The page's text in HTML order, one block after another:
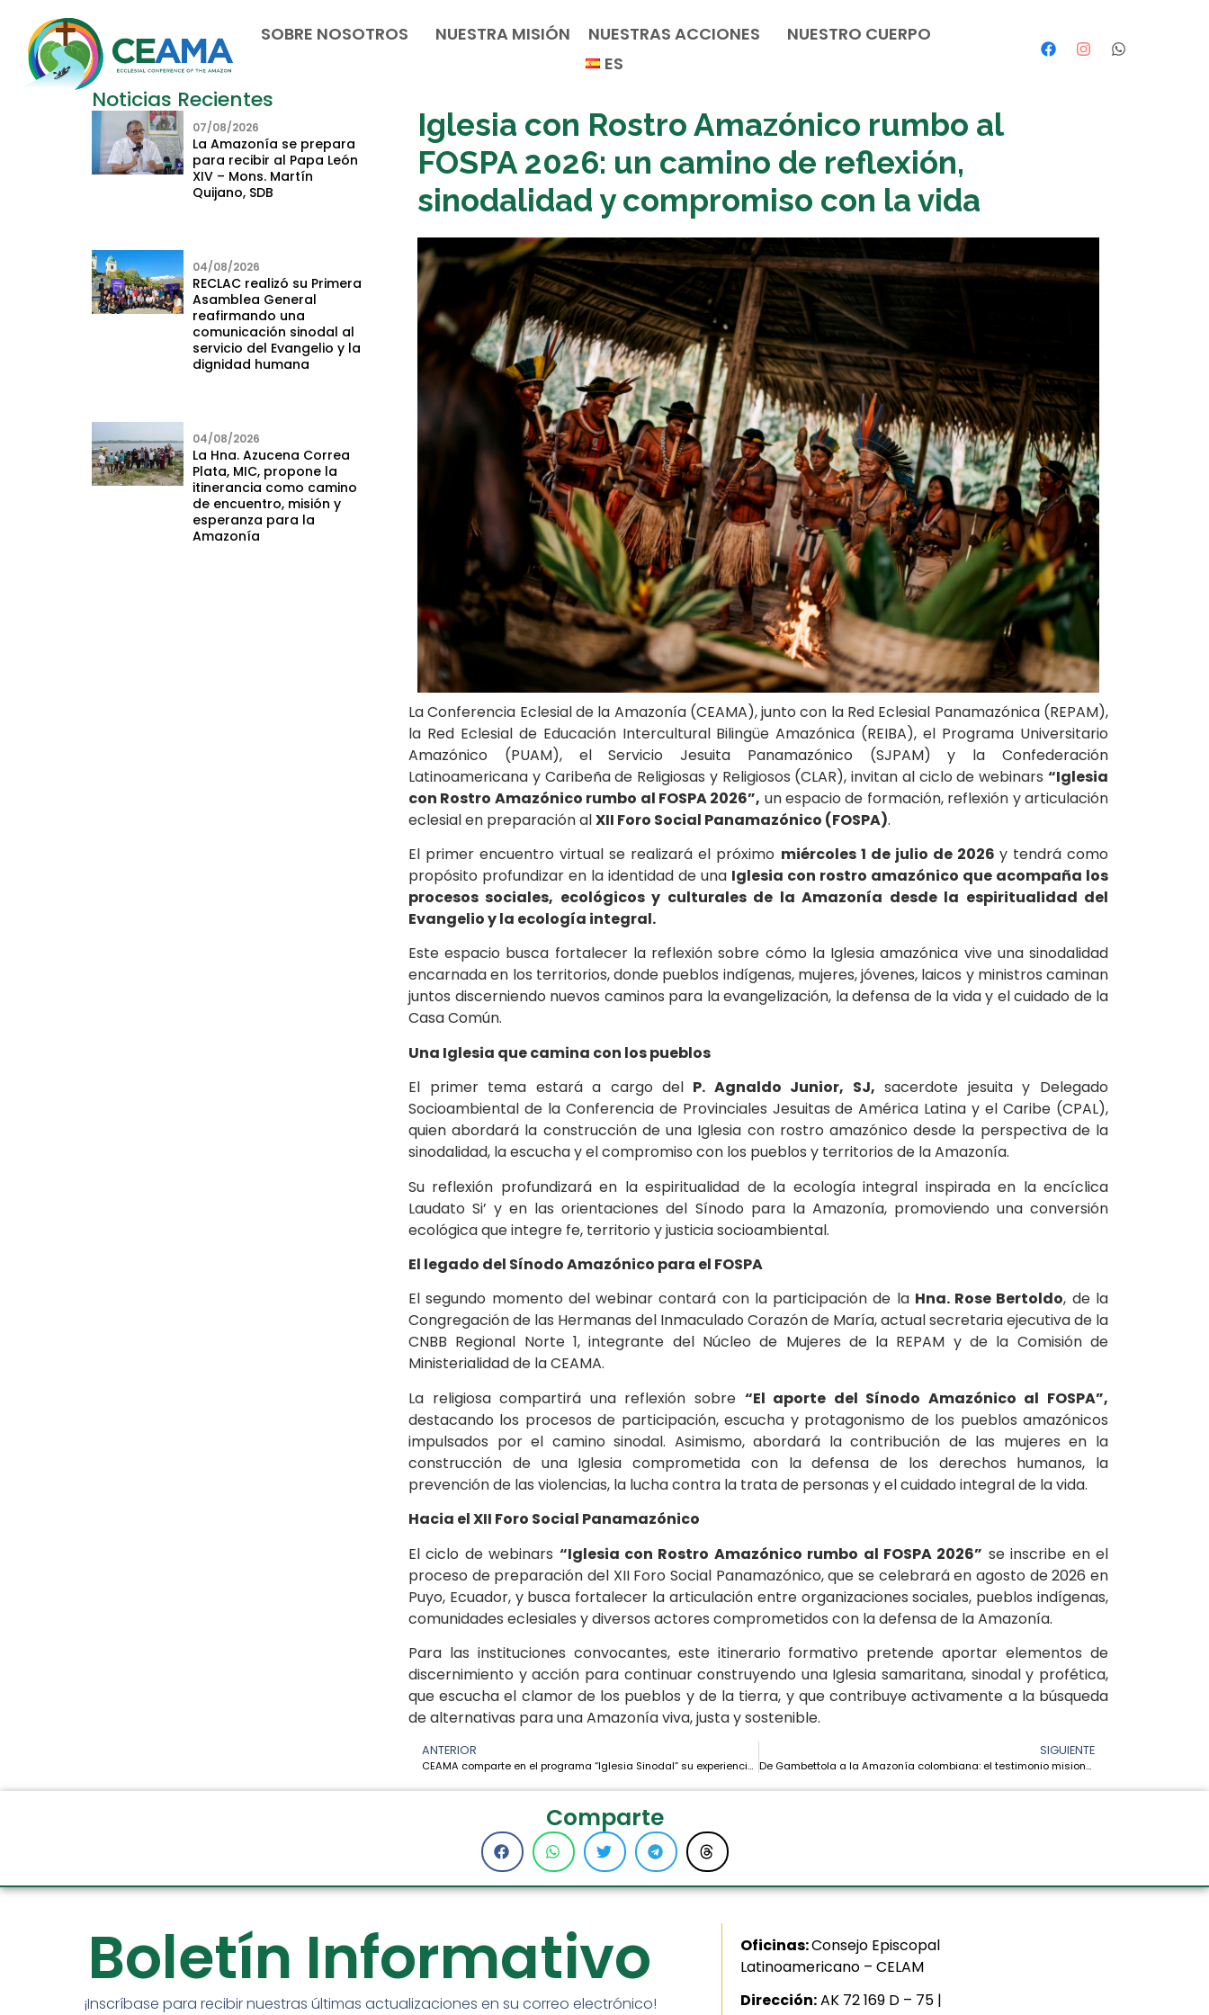
SOBRE NOSOTROS NUESTRA MISIÓN NUESTRAS ACCIONES
NUESTRO CUERPO
ES
Noticias Recientes
07/08/2026
La Amazonía se prepara
para recibir al Papa León
XIV – Mons. Martín
Quijano, SDB
04/08/2026
RECLAC realizó su Primera
Asamblea General
reafirmando una
comunicación sinodal al
servicio del Evangelio y la
dignidad humana
04/08/2026
La Hna. Azucena Correa
Plata, MIC, propone la
itinerancia como camino
de encuentro, misión y
esperanza para la
Amazonía
Iglesia con Rostro Amazónico rumbo al
FOSPA 2026: un camino de reflexión,
sinodalidad y compromiso con la vida
La Conferencia Eclesial de la Amazonía (CEAMA), junto con la Red Eclesial Panamazónica (REPAM),
la Red Eclesial de Educación Intercultural Bilingüe Amazónica (REIBA), el Programa Universitario
Amazónico (PUAM), el Servicio Jesuita Panamazónico (SJPAM) y la Confederación
Latinoamericana y Caribeña de Religiosas y Religiosos (CLAR), invitan al ciclo de webinars “Iglesia
con Rostro Amazónico rumbo al FOSPA 2026”, un espacio de formación, reflexión y articulación
eclesial en preparación alXII Foro Social Panamazónico (FOSPA).
El primer encuentro virtual se realizará el próximo miércoles 1 de julio de 2026 y tendrá como
propósito profundizar en la identidad de una Iglesia con rostro amazónico que acompaña los
procesos sociales, ecológicos y culturales de la Amazonía desde la espiritualidad del
Evangelio y la ecología integral.
Este espacio busca fortalecer la reflexión sobre cómo la Iglesia amazónica vive una sinodalidad
encarnada en los territorios, donde pueblos indígenas, mujeres, jóvenes, laicos y ministros caminan
juntos discerniendo nuevos caminos para la evangelización, la defensa de la vida y el cuidado de la
Casa Común.
Una Iglesia que camina con los pueblos
El primer tema estará a cargo del P. Agnaldo Junior, SJ, sacerdote jesuita y Delegado
Socioambiental de la Conferencia de Provinciales Jesuitas de América Latina y el Caribe (CPAL),
quien abordará la construcción de una Iglesia con rostro amazónico desde la perspectiva de la
sinodalidad, la escucha y el compromiso con los pueblos y territorios de la Amazonía.
Su reflexión profundizará en la espiritualidad de la ecología integral inspirada en la encíclica
Laudato Si’ y en las orientaciones del Sínodo para la Amazonía, promoviendo una conversión
ecológica que integre fe, territorio y justicia socioambiental.
El legado del Sínodo Amazónico para el FOSPA
El segundo momento del webinar contará con la participación de la Hna. Rose Bertoldo, de la
Congregación de las Hermanas del Inmaculado Corazón de María, actual secretaria ejecutiva de la
CNBB Regional Norte 1, integrante del Núcleo de Mujeres de la REPAM y de la Comisión de
Ministerialidad de la CEAMA.
La religiosa compartirá una reflexión sobre “El aporte del Sínodo Amazónico al FOSPA”,
destacando los procesos de participación, escucha y protagonismo de los pueblos amazónicos
impulsados por el camino sinodal. Asimismo, abordará la contribución de las mujeres en la
construcción de una Iglesia comprometida con la defensa de los derechos humanos, la
prevención de las violencias, la lucha contra la trata de personas y el cuidado integral de la vida.
Hacia el XII Foro Social Panamazónico
El ciclo de webinars “Iglesia con Rostro Amazónico rumbo al FOSPA 2026” se inscribe en el
proceso de preparación del XII Foro Social Panamazónico, que se celebrará en agosto de 2026 en
Puyo, Ecuador, y busca fortalecer la articulación entre organizaciones sociales, pueblos indígenas,
comunidades eclesiales y diversos actores comprometidos con la defensa de la Amazonía.
Para las instituciones convocantes, este itinerario formativo pretende aportar elementos de
discernimiento y acción para continuar construyendo una Iglesia samaritana, sinodal y profética,
que escucha el clamor de los pueblos y de la tierra, y que contribuye activamente a la búsqueda
de alternativas para una Amazonía viva, justa y sostenible.
ANTERIOR
CEAMA comparte en el programa “Iglesia Sinodal” su experiencia de una Iglesia con rostro amazónico
SIGUIENTE
De Gambettola a la Amazonía colombiana: el testimonio misionero del Padre Angelo Casadei, IMC
Comparte
Boletín Informativo
¡Inscríbase para recibir nuestras últimas actualizaciones en su correo electrónico!
Oficinas:Consejo Episcopal
Latinoamericano – CELAM
Dirección:AK 72 169 D – 75 |